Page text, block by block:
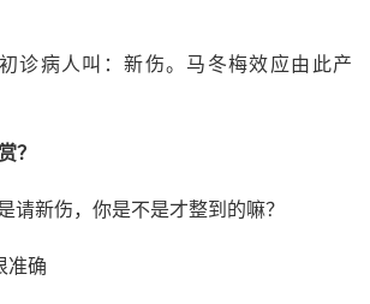
诊病人叫：新伤。马冬梅效应由此产
？
请新伤，你是不是才整到的嘛？
准确